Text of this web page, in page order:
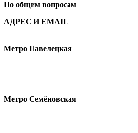
По общим вопросам
АДРЕС И EMAIL
Метро Павелецкая
Метро Семёновская